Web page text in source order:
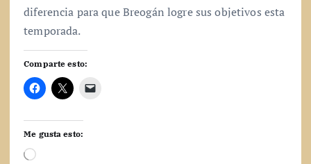
diferencia para que Breogán logre sus objetivos esta
temporada.
Comparte esto:
Me gusta esto:
C